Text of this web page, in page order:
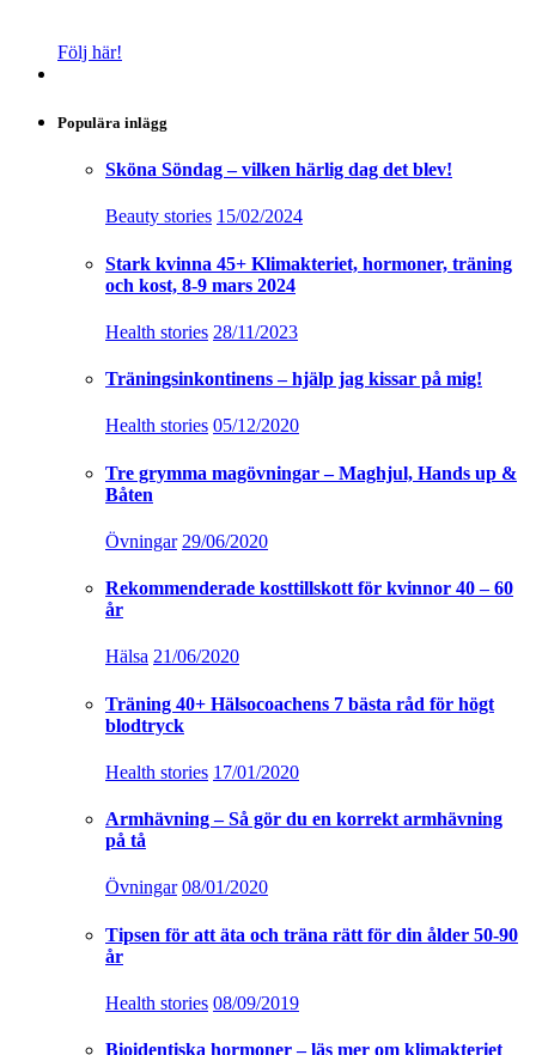
Följ här!
Populära inlägg
Sköna Söndag – vilken härlig dag det blev!
Beauty stories 15/02/2024
Stark kvinna 45+ Klimakteriet, hormoner, träning
och kost, 8-9 mars 2024
Health stories 28/11/2023
Träningsinkontinens – hjälp jag kissar på mig!
Health stories 05/12/2020
Tre grymma magövningar – Maghjul, Hands up &
Båten
Övningar 29/06/2020
Rekommenderade kosttillskott för kvinnor 40 – 60
år
Hälsa 21/06/2020
Träning 40+ Hälsocoachens 7 bästa råd för högt
blodtryck
Health stories 17/01/2020
Armhävning – Så gör du en korrekt armhävning
på tå
Övningar 08/01/2020
Tipsen för att äta och träna rätt för din ålder 50-90
år
Health stories 08/09/2019
Bioidentiska hormoner – läs mer om klimakteriet